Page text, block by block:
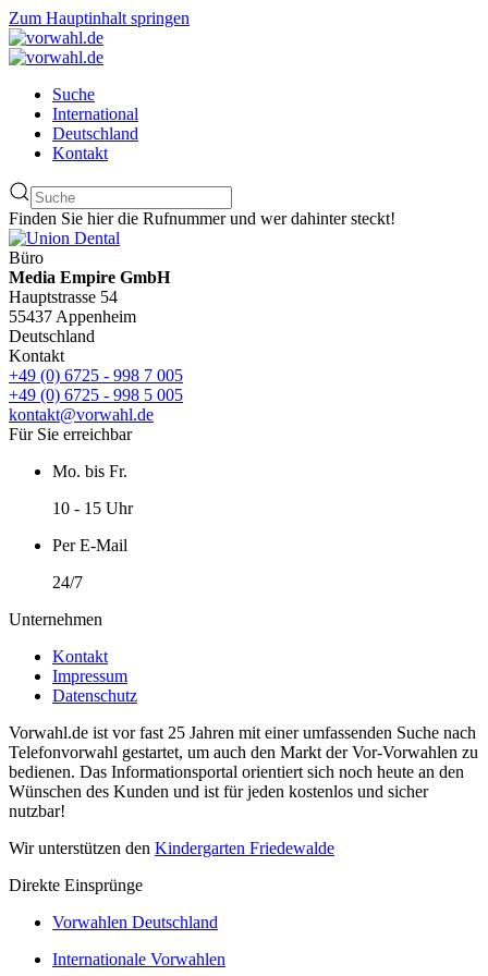
Zum Hauptinhalt springen
Suche
International
Deutschland
Kontakt
Finden Sie hier die Rufnummer und wer dahinter steckt!
Büro
Media Empire GmbH
Hauptstrasse 54
55437 Appenheim
Deutschland
Kontakt
+49 (0) 6725 - 998 7 005
+49 (0) 6725 - 998 5 005
kontakt@vorwahl.de
Für Sie erreichbar
Mo. bis Fr.
10 - 15 Uhr
Per E-Mail
24/7
Unternehmen
Kontakt
Impressum
Datenschutz
Vorwahl.de ist vor fast 25 Jahren mit einer umfassenden Suche nach
Telefonvorwahl gestartet, um auch den Markt der Vor-Vorwahlen zu
bedienen. Das Informationsportal orientiert sich noch heute an den
Wünschen des Kunden und ist für jeden kostenlos und sicher
nutzbar!
Wir unterstützen den Kindergarten Friedewalde
Direkte Einsprünge
Vorwahlen Deutschland
Internationale Vorwahlen